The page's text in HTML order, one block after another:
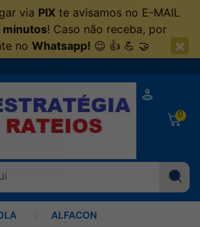
via PIX te avisamos no E-MAIL
minutos! Caso não receba, por
no Whatsapp! 😉 👍 💪 🤝 ×
0
ALFACON